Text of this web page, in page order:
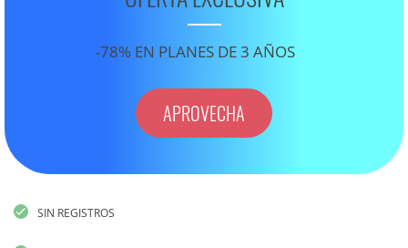
-78% EN PLANES DE 3 AÑOS
APROVECHA
SIN REGISTROS